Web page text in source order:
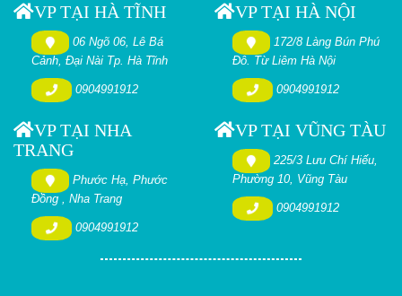
VP TẠI HÀ TĨNH
06 Ngõ 06, Lê Bá
Cảnh, Đại Nài Tp. Hà Tĩnh
0904991912
VP TẠI HÀ NỘI
172/8 Làng Bún Phú
Đô. Từ Liêm Hà Nội
0904991912
VP TẠI NHA
TRANG
Phước Hạ, Phước
Đồng , Nha Trang
0904991912
VP TẠI VŨNG TÀU
225/3 Lưu Chí Hiếu,
Phường 10, Vũng Tàu
0904991912